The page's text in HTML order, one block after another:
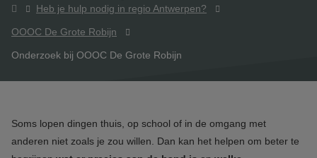
HomeHeb je hulp nodig in regio Antwerpen?
OOOC De Grote Robijn
Onderzoek bij OOOC De Grote Robijn
Soms lopen dingen thuis, op school of in de omgang met
anderen niet zoals je zou willen. Dan kan het helpen om beter te